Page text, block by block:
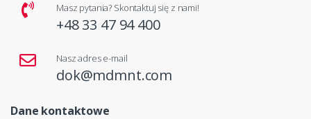
Masz pytania? Skontaktuj się z nami!
+48 33 47 94 400
Nasz adres e-mail
dok@mdmnt.com
Dane kontaktowe